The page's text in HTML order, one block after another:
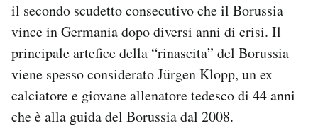
il secondo scudetto consecutivo che il Borussia
vince in Germania dopo diversi anni di crisi. Il
principale artefice della “rinascita” del Borussia
viene spesso considerato Jürgen Klopp, un ex
calciatore e giovane allenatore tedesco di 44 anni
che è alla guida del Borussia dal 2008.